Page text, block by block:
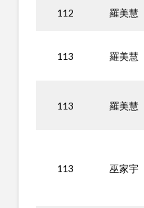
112 羅美慧
113 羅美慧
113 羅美慧
113 巫家宇